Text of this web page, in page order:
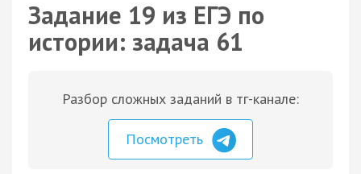
Задание 19 из ЕГЭ по
истории: задача 61
Разбор сложных заданий в тг-канале:
Посмотреть